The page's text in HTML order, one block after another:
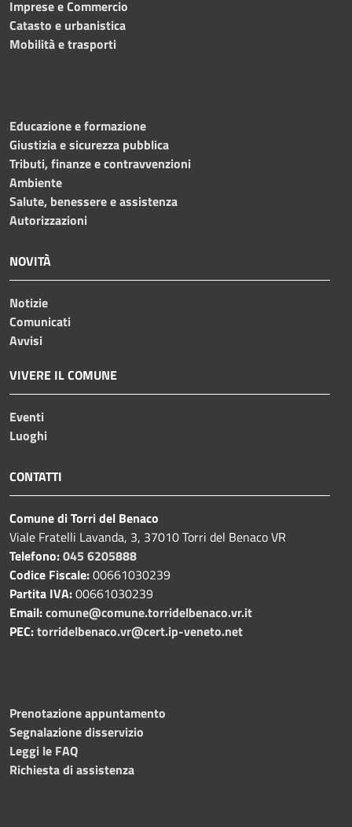
Imprese e Commercio
Catasto e urbanistica
Mobilità e trasporti
Educazione e formazione
Giustizia e sicurezza pubblica
Tributi, finanze e contravvenzioni
Ambiente
Salute, benessere e assistenza
Autorizzazioni
NOVITÀ
Notizie
Comunicati
Avvisi
VIVERE IL COMUNE
Eventi
Luoghi
CONTATTI
Comune di Torri del Benaco
Viale Fratelli Lavanda, 3, 37010 Torri del Benaco VR
Telefono:045 6205888
Codice Fiscale:00661030239
Partita IVA:00661030239
Email:comune@comune.torridelbenaco.vr.it
PEC:torridelbenaco.vr@cert.ip-veneto.net
Prenotazione appuntamento
Segnalazione disservizio
Leggi le FAQ
Richiesta di assistenza